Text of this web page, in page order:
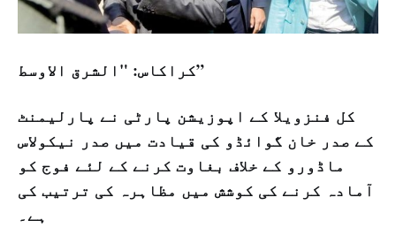
کراکاس: "الشرق الاوسط”
کل فنزویلا کے اپوزیشن پارٹی نے پارلیمنٹ
کے صدر خان گوائڈو کی قیادت میں صدر نیکولاس
ماڈورو کے خلاف بغاوت کرنے کے لئے فوج کو
آمادہ کرنے کی کوشش میں مظاہرہ کی ترتیب کی
ہے۔